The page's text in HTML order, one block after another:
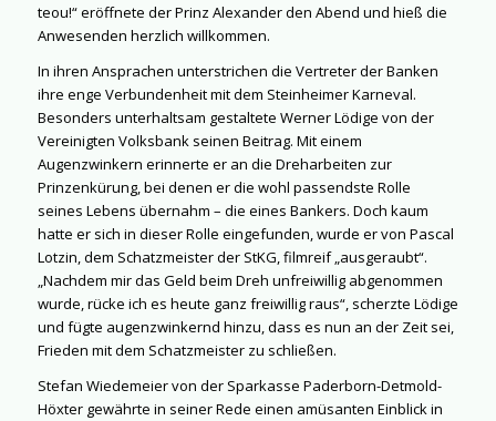
teou!“ eröffnete der Prinz Alexander den Abend und hieß die
Anwesenden herzlich willkommen.
In ihren Ansprachen unterstrichen die Vertreter der Banken
ihre enge Verbundenheit mit dem Steinheimer Karneval.
Besonders unterhaltsam gestaltete Werner Lödige von der
Vereinigten Volksbank seinen Beitrag. Mit einem
Augenzwinkern erinnerte er an die Dreharbeiten zur
Prinzenkürung, bei denen er die wohl passendste Rolle
seines Lebens übernahm – die eines Bankers. Doch kaum
hatte er sich in dieser Rolle eingefunden, wurde er von Pascal
Lotzin, dem Schatzmeister der StKG, filmreif „ausgeraubt“.
„Nachdem mir das Geld beim Dreh unfreiwillig abgenommen
wurde, rücke ich es heute ganz freiwillig raus“, scherzte Lödige
und fügte augenzwinkernd hinzu, dass es nun an der Zeit sei,
Frieden mit dem Schatzmeister zu schließen.
Stefan Wiedemeier von der Sparkasse Paderborn-Detmold-
Höxter gewährte in seiner Rede einen amüsanten Einblick in